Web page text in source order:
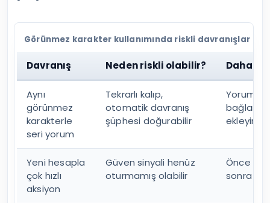
Görünmez karakter kullanımında riskli davranışlar
Davranış Neden riskli olabilir? Daha
Aynı
görünmez
karakterle
seri yorum
Tekrarlı kalıp,
otomatik davranış
şüphesi doğurabilir
bağlama
ekleyin
Yeni hesapla
çok hızlı
aksiyon
Güven sinyali henüz
oturmamış olabilir
Önce
sonra